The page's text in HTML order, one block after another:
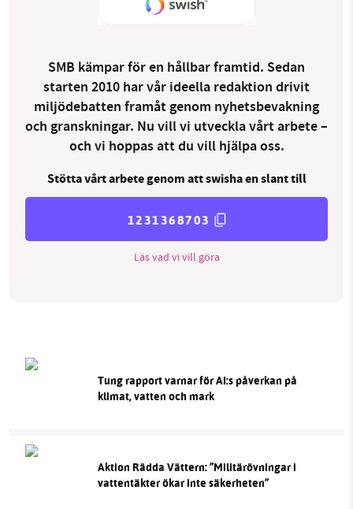
SMB kämpar för en hållbar framtid. Sedan
starten 2010 har vår ideella redaktion drivit
miljödebatten framåt genom nyhetsbevakning
och granskningar. Nu vill vi utveckla vårt arbete –
och vi hoppas att du vill hjälpa oss.
Stötta vårt arbete genom att swisha en slant till
1231368703
Läs vad vi vill göra
Tung rapport varnar för AI:s påverkan på
klimat, vatten och mark
Aktion Rädda Vättern: ”Militärövningar i
vattentäkter ökar inte säkerheten”